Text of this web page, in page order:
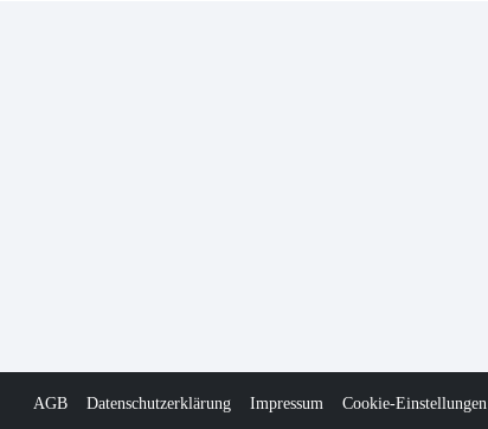
AGB Datenschutzerklärung Impressum Cookie-Einstellungen